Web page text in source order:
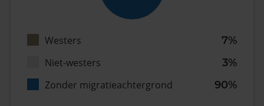
Westers
7%
Niet-westers
3%
Zonder migratieachtergrond
90%